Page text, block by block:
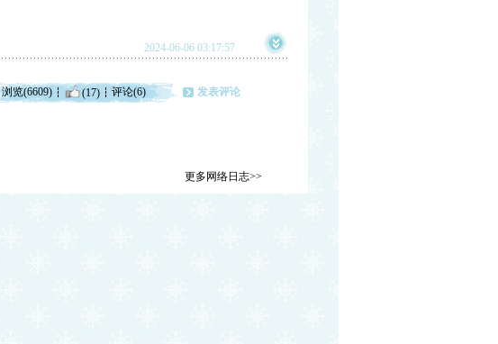
2024-06-06 03:17:57
浏览(6609) (17) 评论(6) 发表评论
更多网络日志>>